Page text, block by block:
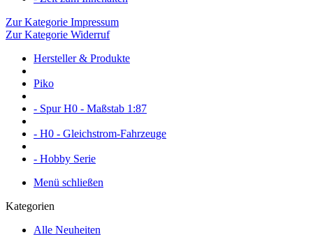
Zur Kategorie Impressum
Zur Kategorie Widerruf
Hersteller & Produkte
Piko
- Spur H0 - Maßstab 1:87
- H0 - Gleichstrom-Fahrzeuge
- Hobby Serie
Menü schließen
Kategorien
Alle Neuheiten